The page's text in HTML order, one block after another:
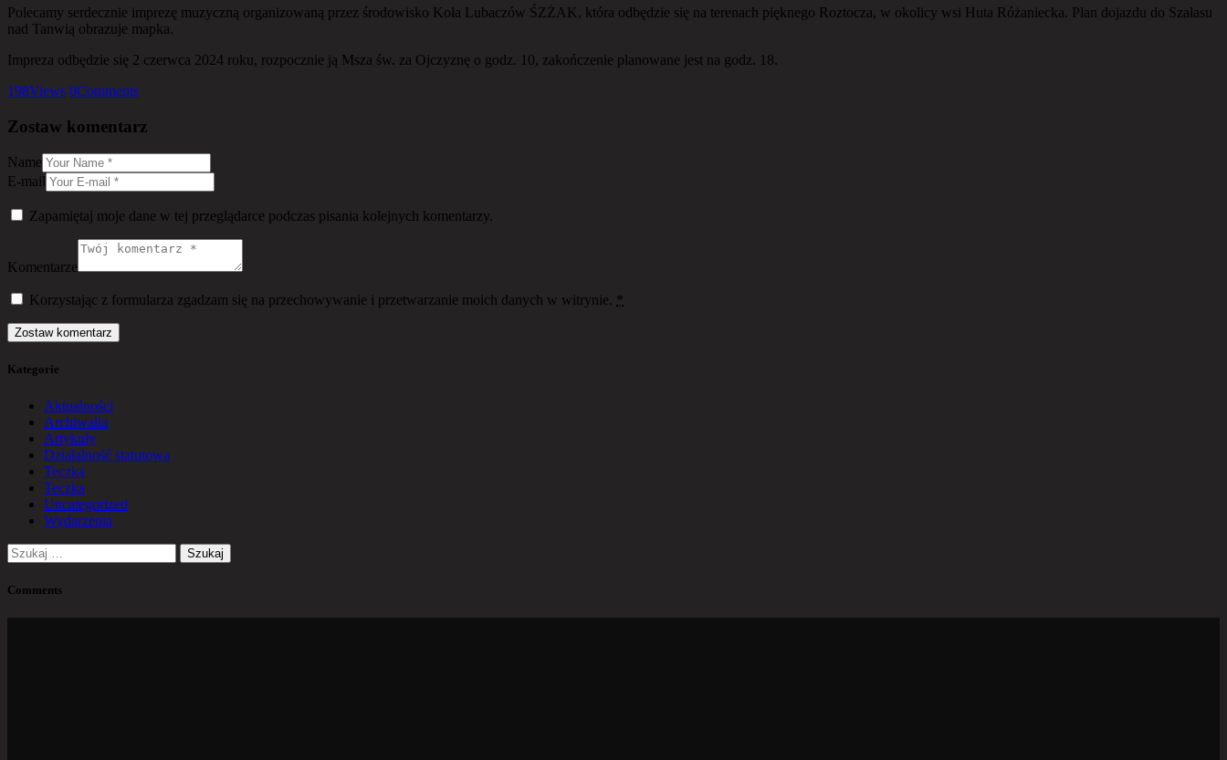
Polecamy serdecznie imprezę muzyczną organizowaną przez środowisko Koła Lubaczów ŚZŻAK, która odbędzie się na terenach pięknego Roztocza, w okolicy wsi Huta Różaniecka. Plan dojazdu do Szałasu
nad Tanwią obrazuje mapka.
Impreza odbędzie się 2 czerwca 2024 roku, rozpocznie ją Msza św. za Ojczyznę o godz. 10, zakończenie planowane jest na godz. 18.
198Views 0Comments
Zostaw komentarz
Name
E-mail
Zapamiętaj moje dane w tej przeglądarce podczas pisania kolejnych komentarzy.
Komentarze
Korzystając z formularza zgadzam się na przechowywanie i przetwarzanie moich danych w witrynie. *
Kategorie
Aktualności
Archiwalia
Artykuły
Działalność statutowa
Teczka
Teczka
Uncategorized
Wydarzenia
Szukaj:
Comments